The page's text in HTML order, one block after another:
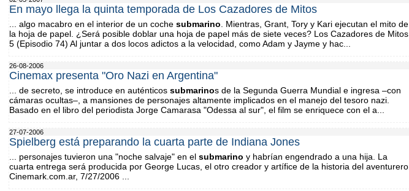
En mayo llega la quinta temporada de Los Cazadores de Mitos
... algo macabro en el interior de un coche submarino . Mientras, Grant, Tory y Kari ejecutan el mito de
la hoja de papel. ¿Será posible doblar una hoja de papel más de siete veces? Los Cazadores de Mitos
5 (Episodio 74) Al juntar a dos locos adictos a la velocidad, como Adam y Jayme y hac...
26-08-2006
Cinemax presenta "Oro Nazi en Argentina"
... de secreto, se introduce en auténticos submarinos de la Segunda Guerra Mundial e ingresa –con
cámaras ocultas–, a mansiones de personajes altamente implicados en el manejo del tesoro nazi.
Basado en el libro del periodista Jorge Camarasa "Odessa al sur", el film se enriquece con el a...
27-07-2006
Spielberg está preparando la cuarta parte de Indiana Jones
... personajes tuvieron una "noche salvaje" en el submarino y habrían engendrado a una hija. La
cuarta entrega será producida por George Lucas, el otro creador y artífice de la historia del aventurero.
Cinemark.com.ar, 7/27/2006 ...